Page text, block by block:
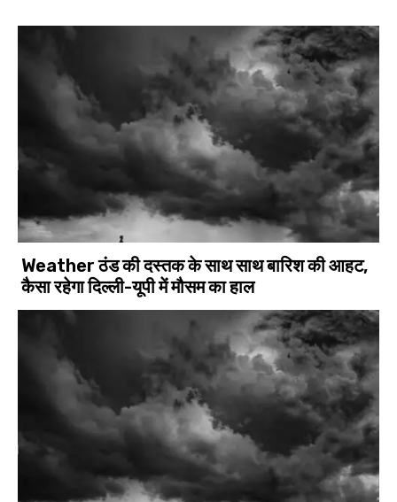
Weather ठंड की दस्तक के साथ साथ बारिश की आहट,
कैसा रहेगा दिल्ली-यूपी में मौसम का हाल